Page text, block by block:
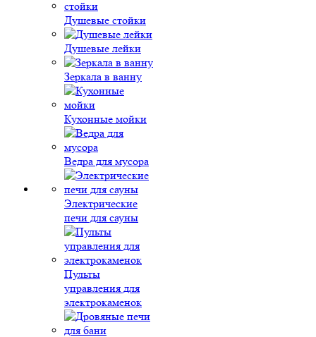
Душевые стойки
Душевые лейки
Зеркала в ванну
Кухонные мойки
Ведра для мусора
Электрические
печи для сауны
Пульты
управления для
электрокаменок